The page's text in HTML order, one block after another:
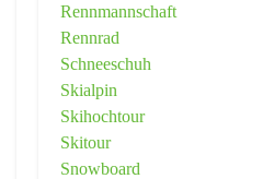
Rennmannschaft
Rennrad
Schneeschuh
Skialpin
Skihochtour
Skitour
Snowboard